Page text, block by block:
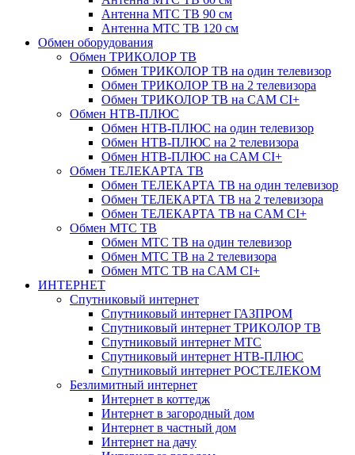
Антенна МТС ТВ 90 см
Антенна МТС ТВ 120 см
Обмен оборудования
Обмен ТРИКОЛОР ТВ
Обмен ТРИКОЛОР ТВ на один телевизор
Обмен ТРИКОЛОР ТВ на 2 телевизора
Обмен ТРИКОЛОР ТВ на CAM CI+
Обмен НТВ-ПЛЮС
Обмен НТВ-ПЛЮС на один телевизор
Обмен НТВ-ПЛЮС на 2 телевизора
Обмен НТВ-ПЛЮС на CAM CI+
Обмен ТЕЛЕКАРТА ТВ
Обмен ТЕЛЕКАРТА ТВ на один телевизор
Обмен ТЕЛЕКАРТА ТВ на 2 телевизора
Обмен ТЕЛЕКАРТА ТВ на CAM CI+
Обмен МТС ТВ
Обмен МТС ТВ на один телевизор
Обмен МТС ТВ на 2 телевизора
Обмен МТС ТВ на CAM CI+
ИНТЕРНЕТ
Спутниковый интернет
Спутниковый интернет ГАЗПРОМ
Спутниковый интернет ТРИКОЛОР ТВ
Спутниковый интернет МТС
Спутниковый интернет НТВ-ПЛЮС
Спутниковый интернет РОСТЕЛЕКОМ
Безлимитный интернет
Интернет в коттедж
Интернет в загородный дом
Интернет в частный дом
Интернет на дачу